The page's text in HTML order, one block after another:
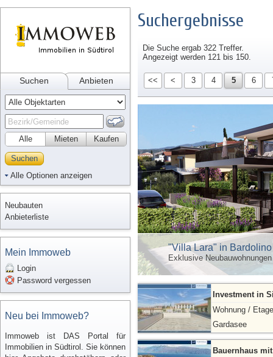
Suchen Anbieten
Alle Kaufen
Mieten
Suchen
Alle Optionen anzeigen
Neubauten
Anbieterliste
Mein Immoweb
Login
Password vergessen
Neu bei Immoweb?
Immoweb ist DAS Portal für
Immobilien in Südtirol. Sie können
Suchergebnisse
Die Suche ergab 322 Treffer.
Angezeigt werden 121 bis 150.
<< < 3 4 5 6
"Villa Lara" in
Exklusive
Investment in
Wohnung / Etage
Gardasee
Bauernhaus